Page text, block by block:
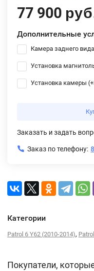
77 900 руб.
Дополнительные
Камера заднего
Установка
Установка камеры (+
Заказать и задать
Заказ по телефону:
Категории
Patrol 6 Y62 (2010-2014),
Покупатели,